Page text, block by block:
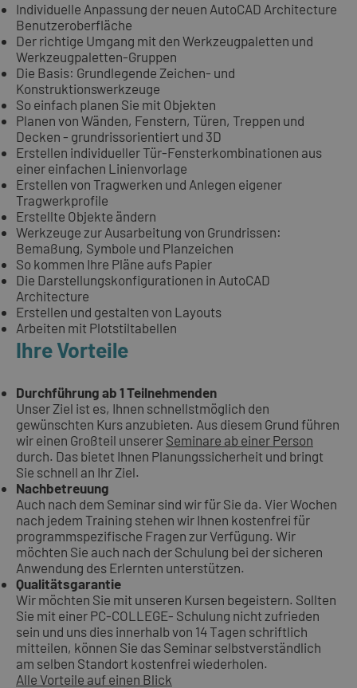
Individuelle Anpassung der neuen AutoCAD Architecture
Benutzeroberfläche
Der richtige Umgang mit den Werkzeugpaletten und
Werkzeugpaletten-Gruppen
Die Basis: Grundlegende Zeichen- und
Konstruktionswerkzeuge
So einfach planen Sie mit Objekten
Planen von Wänden, Fenstern, Türen, Treppen und
Decken - grundrissorientiert und 3D
Erstellen individueller Tür-Fensterkombinationen aus
einer einfachen Linienvorlage
Erstellen von Tragwerken und Anlegen eigener
Tragwerkprofile
Erstellte Objekte ändern
Werkzeuge zur Ausarbeitung von Grundrissen:
Bemaßung, Symbole und Planzeichen
So kommen Ihre Pläne aufs Papier
Die Darstellungskonfigurationen in AutoCAD
Architecture
Erstellen und gestalten von Layouts
Arbeiten mit Plotstiltabellen
Ihre Vorteile
Durchführung ab 1 Teilnehmenden
Unser Ziel ist es, Ihnen schnellstmöglich den
gewünschten Kurs anzubieten. Aus diesem Grund führen
wir einen Großteil unserer Seminare ab einer Person
durch. Das bietet Ihnen Planungssicherheit und bringt
Sie schnell an Ihr Ziel.
Nachbetreuung
Auch nach dem Seminar sind wir für Sie da. Vier Wochen
nach jedem Training stehen wir Ihnen kostenfrei für
programmspezifische Fragen zur Verfügung. Wir
möchten Sie auch nach der Schulung bei der sicheren
Anwendung des Erlernten unterstützen.
Qualitätsgarantie
Wir möchten Sie mit unseren Kursen begeistern. Sollten
Sie mit einer PC-COLLEGE- Schulung nicht zufrieden
sein und uns dies innerhalb von 14 Tagen schriftlich
mitteilen, können Sie das Seminar selbstverständlich
am selben Standort kostenfrei wiederholen.
Alle Vorteile auf einen Blick